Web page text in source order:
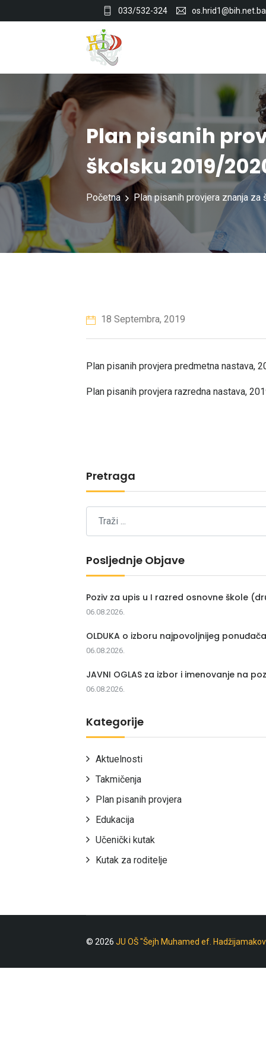
033/532-324 os.hrid1@bih.net.ba
Plan pisanih
školsku 2019/
Početna Plan pisanih provjera znanja
18 Septembra, 2019
Plan pisanih provjera predmetna nastava,
Plan pisanih provjera razredna nastava,
Pretraga
Posljednje Objave
Poziv za upis u I razred osnovne škole
06.08.2026.
OLDUKA o izboru najpovoljnijeg
06.08.2026.
JAVNI OGLAS za izbor i imenovanje na
06.08.2026.
Kategorije
Aktuelnosti
Takmičenja
Plan pisanih provjera
Edukacija
Učenički kutak
Kutak za roditelje
© 2026 JU OŠ "Šejh Muhamed ef.